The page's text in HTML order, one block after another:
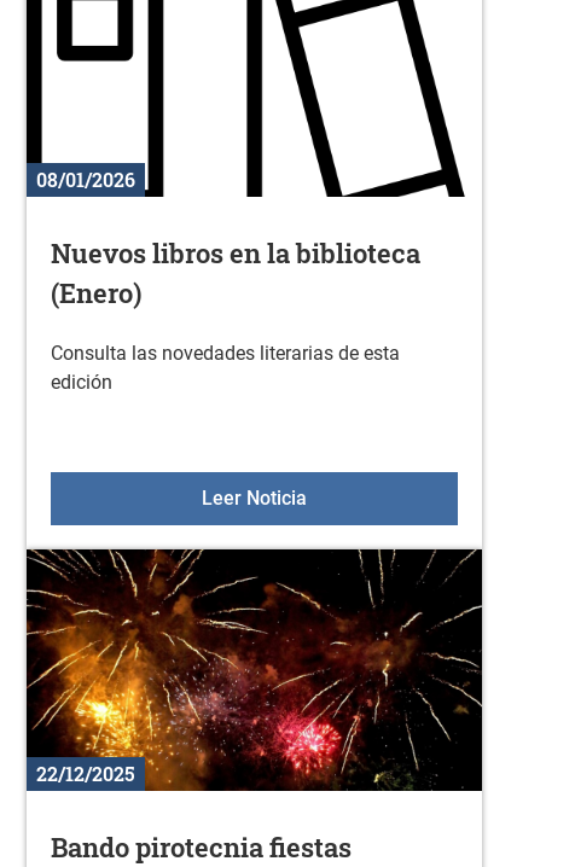
aprender a usar tus dispositivos
08/01/2026
Nuevos libros en la biblioteca
(Enero)
Consulta las novedades literarias de esta
edición
Leer Noticia
22/12/2025
Bando pirotecnia fiestas